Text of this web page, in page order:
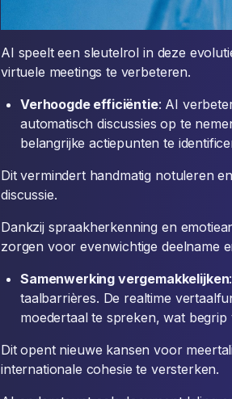
AI speelt een sleutelrol in deze
virtuele meetings te verbeteren.
Verhoogde efficiëntie: AI
automatisch discussies op te
belangrijke actiepunten te
Dit vermindert handmatig notuleren
discussie.
Dankzij spraakherkenning en
zorgen voor evenwichtige deelname
Samenwerking vergemakkelijken
taalbarrières. De realtime
moedertaal te spreken, wat begrip
Dit opent nieuwe kansen voor
internationale cohesie te versterken.